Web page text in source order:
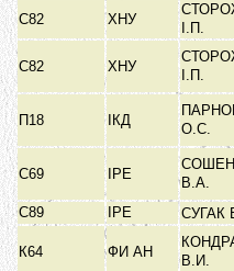
С82
ХНУ
І.П.
С82 ХНУ
І.П.
П18 ІКД
О.С.
С69 ІРЕ
В.А.
С89
ІРЕ СУГАК
К64 ФИ АН
В.И.